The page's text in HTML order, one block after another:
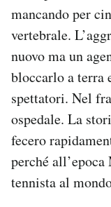
Regala il Post
Hai bisogno di
Esci
mancando per
vertebrale.
nuovo ma un
bloccarlo a terra
spettatori. Nel
ospedale. La
fecero
perché
tennista al